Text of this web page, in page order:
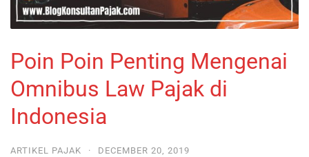
Poin Poin Penting Mengenai
Omnibus Law Pajak di
Indonesia
ARTIKEL PAJAK · DECEMBER 20, 2019